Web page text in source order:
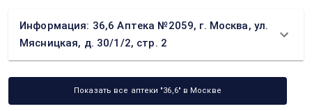
Информация: 36,6 Аптека №2059, г. Москва, ул.
Мясницкая, д. 30/1/2, стр. 2
Показать все аптеки "36,6" в Москве